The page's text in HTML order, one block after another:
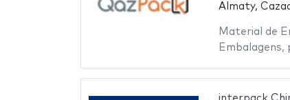
Almaty,
Material de
Embalagens,